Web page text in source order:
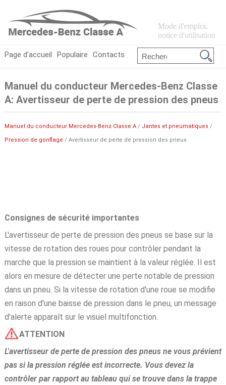
Mode d'emploi,
notice d'utilisation
Page d'accueil Populaire Contacts
Manuel du conducteur Mercedes-Benz Classe
A: Avertisseur de perte de pression des pneus
Manuel du conducteur Mercedes-Benz Classe A/ Jantes et pneumatiques /
Pression de gonflage / Avertisseur de perte de pression des pneus
Consignes de sécurité importantes
L'avertisseur de perte de pression des pneus se base sur la
vitesse de rotation des roues pour contrôler pendant la
marche que la pression se maintient à la valeur réglée. Il est
alors en mesure de détecter une perte notable de pression
dans un pneu. Si la vitesse de rotation d'une roue se modifie
en raison d'une baisse de pression dans le pneu, un message
d'alerte apparaît sur le visuel multifonction.
ATTENTION
L'avertisseur de perte de pression des pneus ne vous prévient
pas si la pression réglée est incorrecte. Vous devez la
contrôler par rapport au tableau qui se trouve dans la trappe